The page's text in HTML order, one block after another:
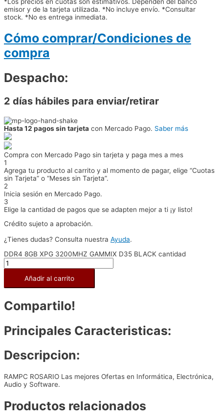
emisor y de la tarjeta utilizada. *No incluye envío. *Consultar
stock. *No es entrega inmediata.
Cómo comprar/Condiciones de
compra
Despacho:
2 días hábiles para enviar/retirar
Hasta 12 pagos sin tarjeta con Mercado Pago. Saber más
Compra con Mercado Pago sin tarjeta y paga mes a mes
1
Agrega tu producto al carrito y al momento de pagar, elige “Cuotas
sin Tarjeta” o “Meses sin Tarjeta”.
2
Inicia sesión en Mercado Pago.
3
Elige la cantidad de pagos que se adapten mejor a ti ¡y listo!
Crédito sujeto a aprobación.
¿Tienes dudas? Consulta nuestra Ayuda.
DDR4 8GB XPG 3200MHZ GAMMIX D35 BLACK cantidad
Añadir al carrito
Compartilo!
Principales Caracteristicas:
Descripcion:
RAMPC ROSARIO Las mejores Ofertas en Informática, Electrónica,
Audio y Software.
Productos relacionados